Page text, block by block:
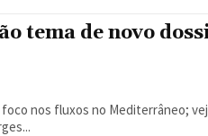
tema de novo
nos fluxos no Mediterrâneo;
Borges...